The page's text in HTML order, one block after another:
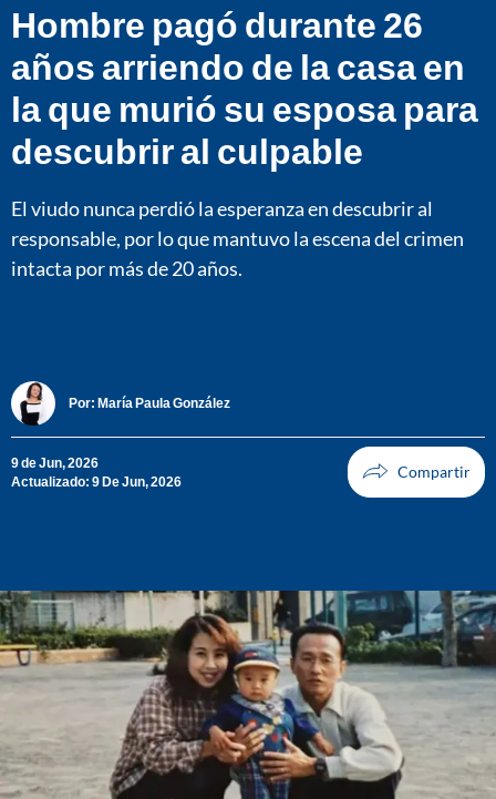
Hombre pagó durante 26
años arriendo de la casa en
la que murió su esposa para
descubrir al culpable
El viudo nunca perdió la esperanza en descubrir al
responsable, por lo que mantuvo la escena del crimen
intacta por más de 20 años.
Por: María Paula González
9 de Jun, 2026
Actualizado: 9 De Jun, 2026